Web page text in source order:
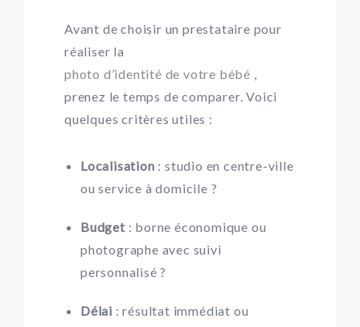
Avant de choisir un prestataire pour
réaliser la
photo d’identité de votre bébé ,
prenez le temps de comparer. Voici
quelques critères utiles :
Localisation : studio en centre-ville
ou service à domicile ?
Budget: borne économique ou
photographe avec suivi
personnalisé ?
Délai : résultat immédiat ou